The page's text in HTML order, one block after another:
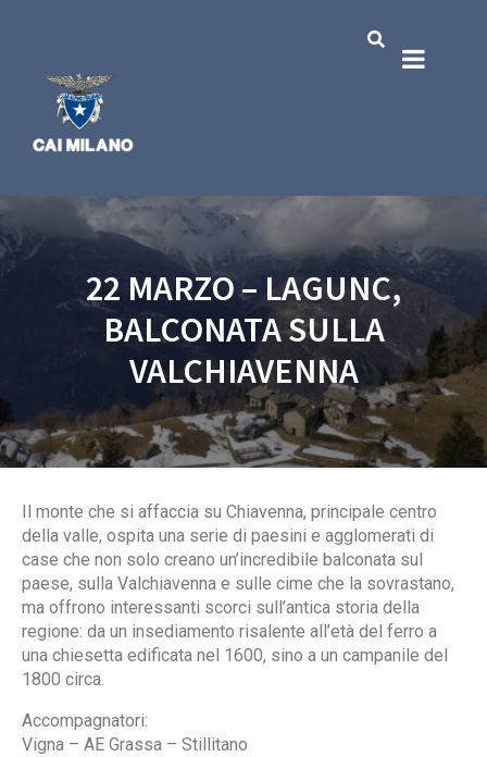
22 MARZO – LAGUNC,
BALCONATA SULLA
VALCHIAVENNA
Il monte che si affaccia su Chiavenna, principale centro
della valle, ospita una serie di paesini e agglomerati di
case che non solo creano un’incredibile balconata sul
paese, sulla Valchiavenna e sulle cime che la sovrastano,
ma offrono interessanti scorci sull’antica storia della
regione: da un insediamento risalente all’età del ferro a
una chiesetta edificata nel 1600, sino a un campanile del
1800 circa.
Accompagnatori:
Vigna – AE Grassa – Stillitano